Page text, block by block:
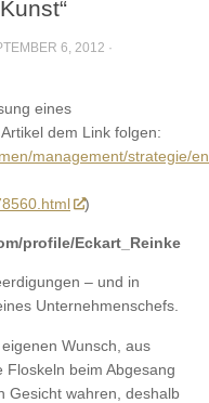
6, 2012 ·
eines
dem Link folgen:
management/strategie/
)
profile/Eckart_Reinke
– und in
Unternehmenschefs.
Wunsch, aus
Floskeln beim Abgesang
Gesicht wahren, deshalb